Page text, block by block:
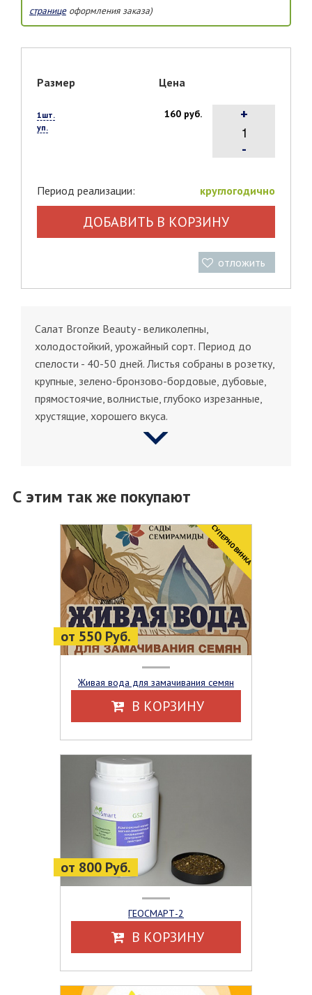
страницеоформления заказа)
Размер Цена
1шт.
уп.
160 руб.
-
+
Период реализации: круглогодично
ДОБАВИТЬ В КОРЗИНУ
отложить
Салат Bronze Beauty - великолепны,
холодостойкий, урожайный сорт. Период до
спелости - 40-50 дней. Листья собраны в розетку,
крупные, зелено-бронзово-бордовые, дубовые,
прямостоячие, волнистые, глубоко изрезанные,
хрустящие, хорошего вкуса.
С этим так же покупают
от 550 Руб.
CУПЕРНОВИНКА
Живая вода для замачивания семян
В КОРЗИНУ
от 800 Руб.
ГЕОСМАРТ-2
В КОРЗИНУ